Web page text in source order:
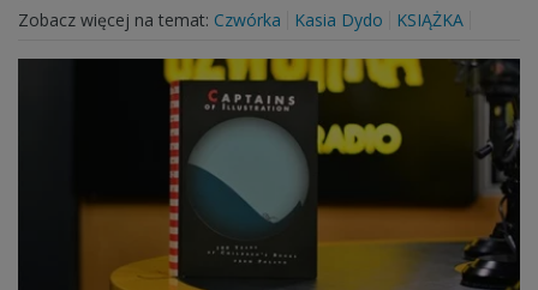
Zobacz więcej na temat: Czwórka Kasia Dydo KSIĄŻKA